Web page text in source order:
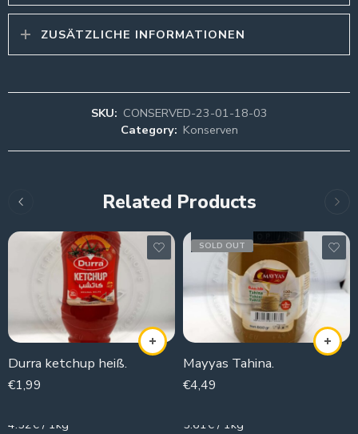
ZUSÄTZLICHE INFORMATIONEN
SKU: CONSERVED-23-01-18-03
Category: Konserven
Related Products
Durra ketchup heiß.
€1,99
4.52€ / 1kg
SOLD OUT
Mayyas Tahina.
€4,49
5.61€ / 1kg